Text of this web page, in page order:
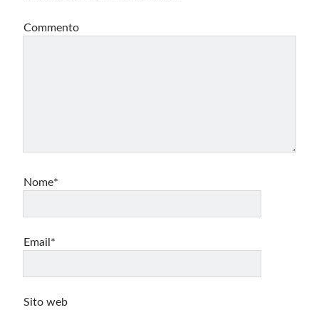
Commento
Nome*
Email*
Sito web